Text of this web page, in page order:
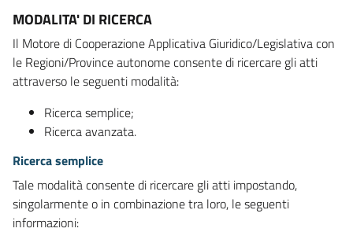
MODALITA' DI RICERCA
Il Motore di Cooperazione Applicativa Giuridico/Legislativa con
le Regioni/Province autonome consente di ricercare gli atti
attraverso le seguenti modalità:
Ricerca semplice;
Ricerca avanzata.
Ricerca semplice
Tale modalità consente di ricercare gli atti impostando,
singolarmente o in combinazione tra loro, le seguenti
informazioni: